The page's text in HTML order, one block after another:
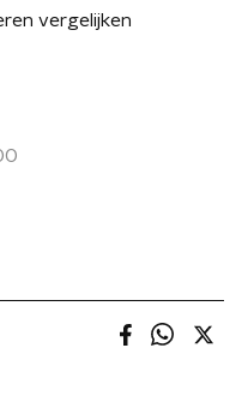
vergelijken